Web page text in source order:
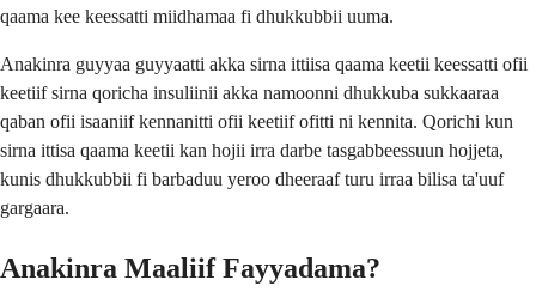
qaama kee keessatti miidhamaa fi dhukkubbii uuma.
Anakinra guyyaa guyyaatti akka sirna ittiisa qaama keetii keessatti ofii
keetiif sirna qoricha insuliinii akka namoonni dhukkuba sukkaaraa
qaban ofii isaaniif kennanitti ofii keetiif ofitti ni kennita. Qorichi kun
sirna ittisa qaama keetii kan hojii irra darbe tasgabbeessuun hojjeta,
kunis dhukkubbii fi barbaduu yeroo dheeraaf turu irraa bilisa ta'uuf
gargaara.
Anakinra Maaliif Fayyadama?